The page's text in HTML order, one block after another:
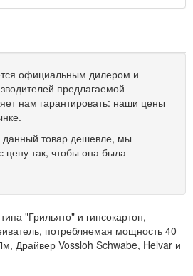
официальным дилером и
предлагаемой
нам гарантировать: наши цены
товар дешевле, мы
цену так, чтобы она была
"Грильято" и гипсокартон,
потребляемая мощность 40
Драйвер Vossloh Schwabe, Helvar и